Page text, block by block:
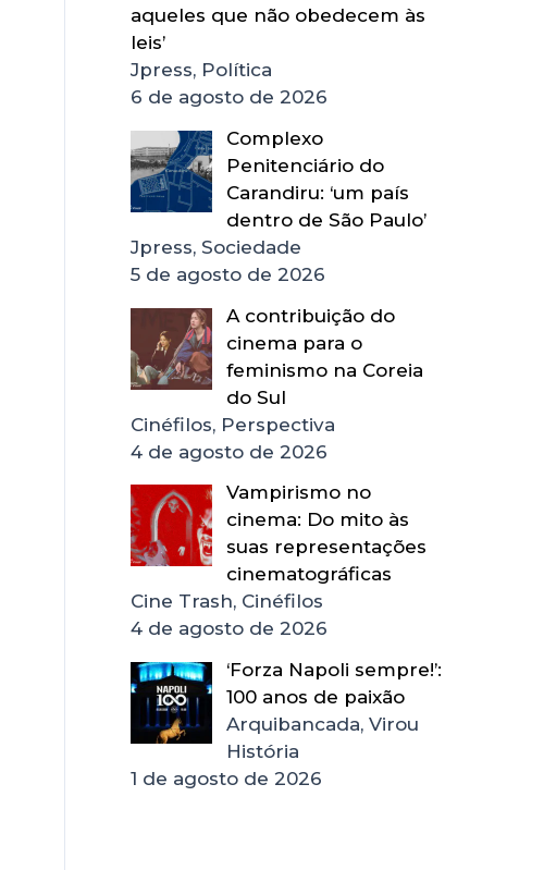
aqueles que não obedecem às
leis’
Jpress, Política
6 de agosto de 2026
Complexo
Penitenciário do
Carandiru: ‘um país
dentro de São Paulo’
Jpress, Sociedade
5 de agosto de 2026
A contribuição do
cinema para o
feminismo na Coreia
do Sul
Cinéfilos, Perspectiva
4 de agosto de 2026
Vampirismo no
cinema: Do mito às
suas representações
cinematográficas
Cine Trash, Cinéfilos
4 de agosto de 2026
‘Forza Napoli sempre!’:
100 anos de paixão
Arquibancada, Virou
História
1 de agosto de 2026